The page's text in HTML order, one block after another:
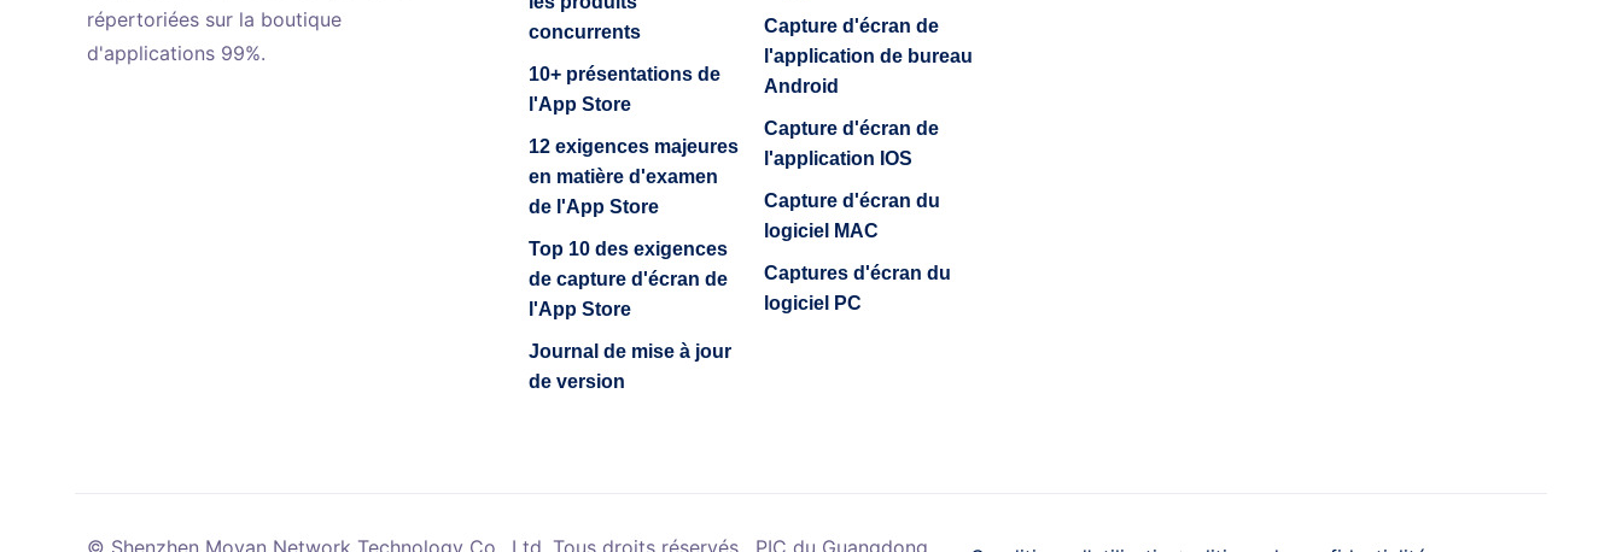
répertoriées sur la boutique
d'applications 99%.
concurrents
10+ présentations de
l'App Store
12 exigences majeures
en matière d'examen
de l'App Store
Top 10 des exigences
de capture d'écran de
l'App Store
Journal de mise à jour
de version
Capture d'écran de
l'application de bureau
Android
Capture d'écran de
l'application IOS
Capture d'écran du
logiciel MAC
Captures d'écran du
logiciel PC